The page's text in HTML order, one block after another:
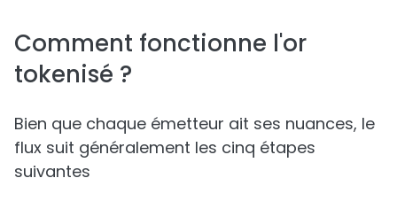
Comment fonctionne l'or
tokenisé ?
Bien que chaque émetteur ait ses nuances, le
flux suit généralement les cinq étapes
suivantes